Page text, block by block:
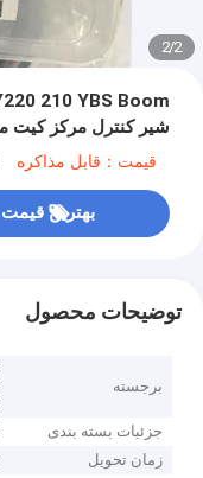
2
/
2
بپیوندید
قیمت：قابل مذاکره
بهترین قیمت
توضیحات محصول
برجسته
جزئیات بسته بندی
زمان تحویل